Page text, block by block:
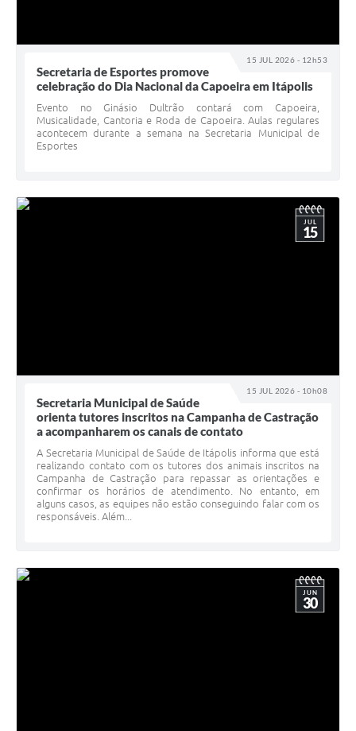
15 JUL 2026 - 12h53
Secretaria de Esportes promove
celebração do Dia Nacional da Capoeira em Itápolis
Evento no Ginásio Dultrão contará com Capoeira,
Musicalidade, Cantoria e Roda de Capoeira. Aulas regulares
acontecem durante a semana na Secretaria Municipal de
Esportes
15 JUL 2026 - 10h08
JUL
15
Secretaria Municipal de Saúde
orienta tutores inscritos na Campanha de Castração
a acompanharem os canais de contato
A Secretaria Municipal de Saúde de Itápolis informa que está
realizando contato com os tutores dos animais inscritos na
Campanha de Castração para repassar as orientações e
confirmar os horários de atendimento. No entanto, em
alguns casos, as equipes não estão conseguindo falar com os
responsáveis. Além...
JUN
30